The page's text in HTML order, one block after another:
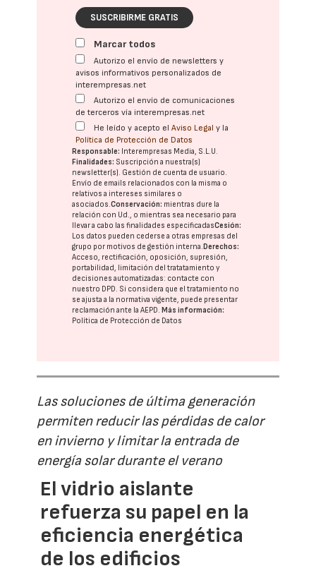
SUSCRIBIRME GRATIS
Marcar todos
Autorizo el envío de newsletters y
avisos informativos personalizados de
interempresas.net
Autorizo el envío de comunicaciones
de terceros vía interempresas.net
He leído y acepto elAviso Legal y la
Política de Protección de Datos
Responsable: Interempresas Media, S.L.U.
Finalidades: Suscripción a nuestra(s)
newsletter(s). Gestión de cuenta de usuario.
Envío de emails relacionados con la misma o
relativos a intereses similares o
asociados.Conservación: mientras dure la
relación con Ud., o mientras sea necesario para
llevar a cabo las finalidades especificadasCesión:
Los datos pueden cederse a otras empresas del
grupo por motivos de gestión interna. Derechos:
Acceso, rectificación, oposición, supresión,
portabilidad, limitación del tratatamiento y
decisiones automatizadas: contacte con
nuestro DPD. Si considera que el tratamiento no
se ajusta a la normativa vigente, puede presentar
reclamación ante laAEPD. Más información:
Política de Protección de Datos
Las soluciones de última generación
permiten reducir las pérdidas de calor
en invierno y limitar la entrada de
energía solar durante el verano
El vidrio aislante
refuerza su papel en la
eficiencia energética
de los edificios